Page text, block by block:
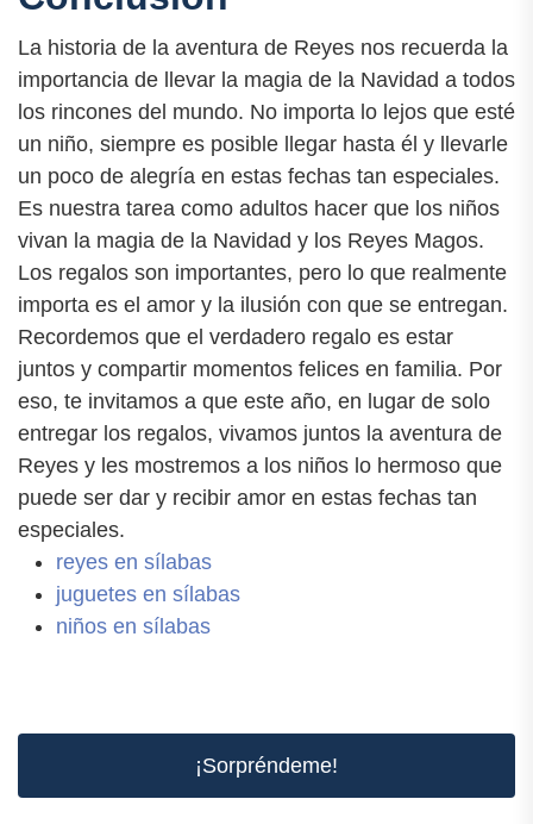
La historia de la aventura de Reyes nos recuerda la
importancia de llevar la magia de la Navidad a todos
los rincones del mundo. No importa lo lejos que esté
un niño, siempre es posible llegar hasta él y llevarle
un poco de alegría en estas fechas tan especiales.
Es nuestra tarea como adultos hacer que los niños
vivan la magia de la Navidad y los Reyes Magos.
Los regalos son importantes, pero lo que realmente
importa es el amor y la ilusión con que se entregan.
Recordemos que el verdadero regalo es estar
juntos y compartir momentos felices en familia. Por
eso, te invitamos a que este año, en lugar de solo
entregar los regalos, vivamos juntos la aventura de
Reyes y les mostremos a los niños lo hermoso que
puede ser dar y recibir amor en estas fechas tan
especiales.
reyes en sílabas
juguetes en sílabas
niños en sílabas
¡Sorpréndeme!